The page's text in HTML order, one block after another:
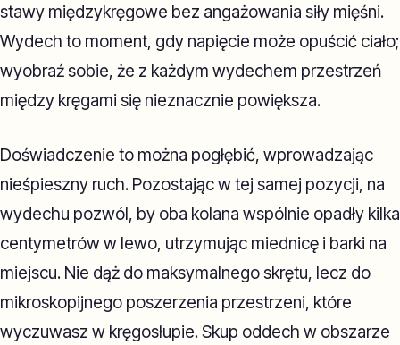
stawy międzykręgowe bez angażowania siły mięśni.
Wydech to moment, gdy napięcie może opuścić ciało;
wyobraź sobie, że z każdym wydechem przestrzeń
między kręgami się nieznacznie powiększa.
Doświadczenie to można pogłębić, wprowadzając
nieśpieszny ruch. Pozostając w tej samej pozycji, na
wydechu pozwól, by oba kolana wspólnie opadły kilka
centymetrów w lewo, utrzymując miednicę i barki na
miejscu. Nie dąż do maksymalnego skrętu, lecz do
mikroskopijnego poszerzenia przestrzeni, które
wyczuwasz w kręgosłupie. Skup oddech w obszarze